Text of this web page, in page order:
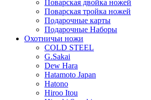
Поварская двойка ножей
Поварская тройка ножей
Подарочные карты
Подарочные Наборы
Охотничьи ножи
COLD STEEL
G.Sakai
Dew Hara
Hatamoto Japan
Hatono
Hiroo Itou